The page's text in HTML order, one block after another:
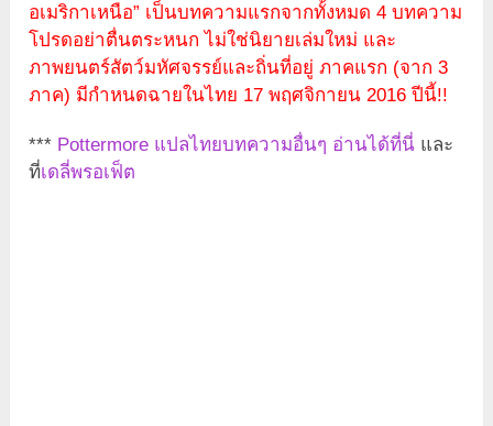
อเมริกาเหนือ” เป็นบทความแรกจากทั้งหมด 4 บทความ
โปรดอย่าตื่นตระหนก ไม่ใช่นิยายเล่มใหม่ และ
ภาพยนตร์สัตว์มหัศจรรย์และถิ่นที่อยู่ ภาคแรก (จาก 3
ภาค) มีกำหนดฉายในไทย 17 พฤศจิกายน 2016 ปีนี้!!
*** Pottermore แปลไทยบทความอื่นๆ อ่านได้ที่นี่ และ
ที่เดลี่พรอเฟ็ต